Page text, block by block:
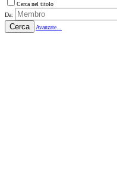
Cerca nel titolo
Da:
Cerca Avanzate...